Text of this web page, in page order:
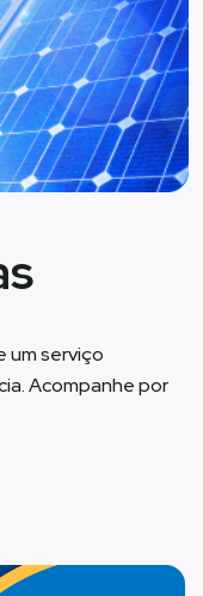
um serviço
Acompanhe por